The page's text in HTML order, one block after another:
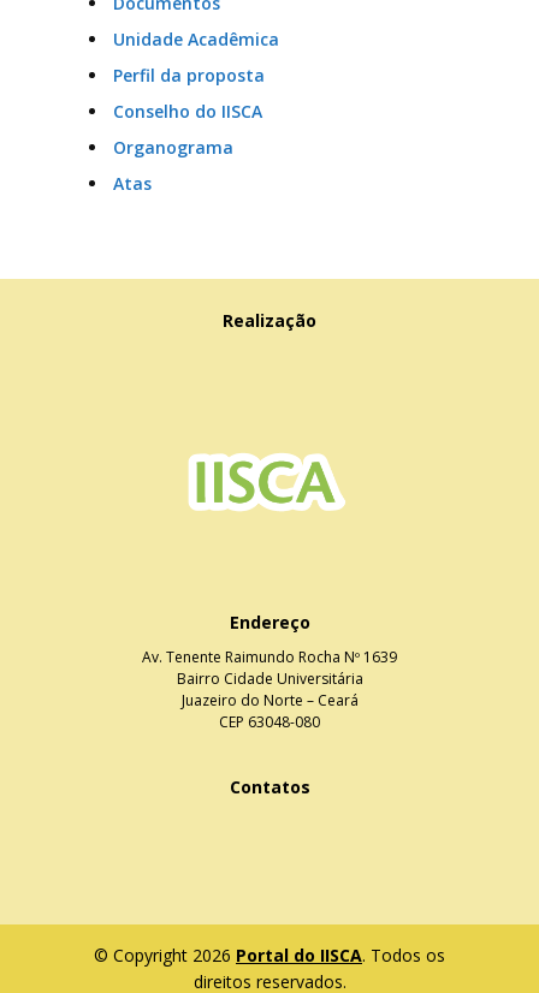
Unidade Acadêmica
Perfil da proposta
Conselho do IISCA
Organograma
Atas
Realização
Endereço
Av. Tenente Raimundo Rocha Nº 1639
Bairro Cidade Universitária
Juazeiro do Norte – Ceará
CEP 63048-080
Contatos
© Copyright 2026 Portal do IISCA. Todos os
direitos reservados.